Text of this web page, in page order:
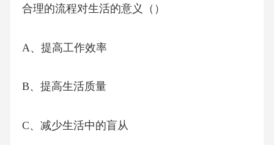
合理的流程对生活的意义（）
A、提高工作效率
B、提高生活质量
C、减少生活中的盲从